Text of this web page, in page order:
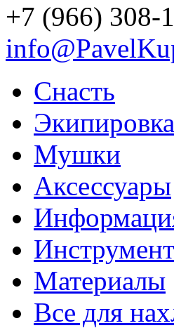
+7 (966) 308-
Снасть
Экипировка
Мушки
Аксессуары
Материалы
Все для